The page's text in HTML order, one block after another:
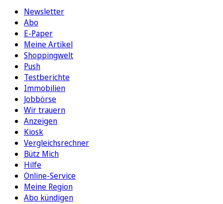
Newsletter
Abo
E-Paper
Meine Artikel
Shoppingwelt
Push
Testberichte
Immobilien
Jobbörse
Wir trauern
Anzeigen
Kiosk
Vergleichsrechner
Bütz Mich
Hilfe
Online-Service
Meine Region
Abo kündigen